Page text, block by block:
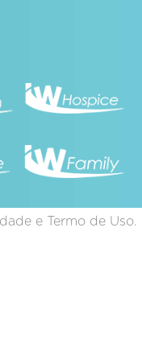
e Termo de Uso.